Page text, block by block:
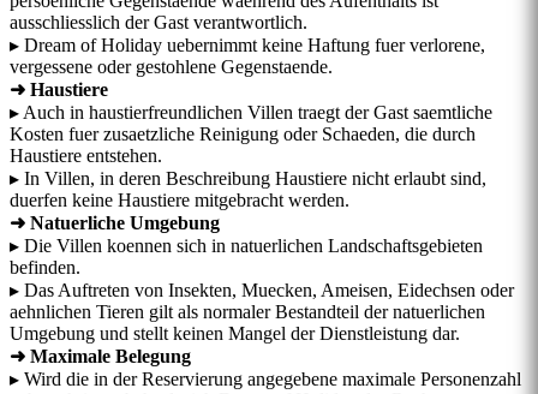
ausschliesslich der Gast verantwortlich.
▸ Dream of Holiday uebernimmt keine Haftung fuer verlorene,
vergessene oder gestohlene Gegenstaende.
➜ Haustiere
▸ Auch in haustierfreundlichen Villen traegt der Gast saemtliche
Kosten fuer zusaetzliche Reinigung oder Schaeden, die durch
Haustiere entstehen.
▸ In Villen, in deren Beschreibung Haustiere nicht erlaubt sind,
duerfen keine Haustiere mitgebracht werden.
➜ Natuerliche Umgebung
▸ Die Villen koennen sich in natuerlichen Landschaftsgebieten
befinden.
▸ Das Auftreten von Insekten, Muecken, Ameisen, Eidechsen oder
aehnlichen Tieren gilt als normaler Bestandteil der natuerlichen
Umgebung und stellt keinen Mangel der Dienstleistung dar.
➜ Maximale Belegung
▸ Wird die in der Reservierung angegebene maximale Personenzahl